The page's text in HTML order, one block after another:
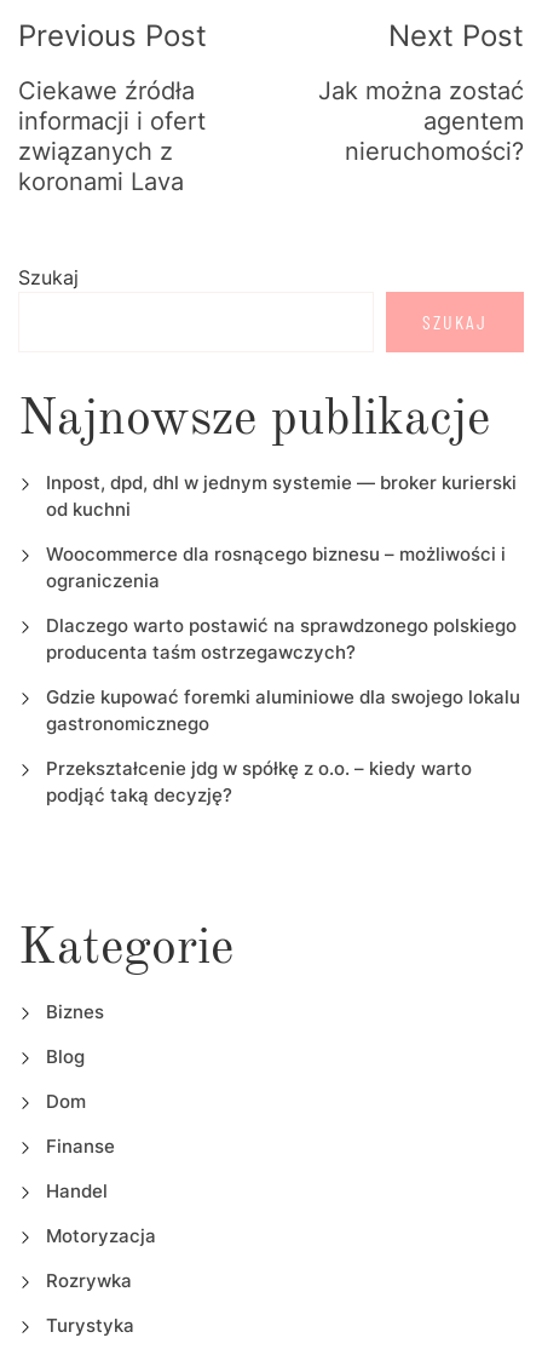
Previous Post
Ciekawe źródła
informacji i ofert
związanych z
koronami Lava
Next Post
Jak można zostać
agentem
nieruchomości?
Szukaj
SZUKAJ
Najnowsze publikacje
Inpost, dpd, dhl w jednym systemie — broker kurierski
od kuchni
Woocommerce dla rosnącego biznesu – możliwości i
ograniczenia
Dlaczego warto postawić na sprawdzonego polskiego
producenta taśm ostrzegawczych?
Gdzie kupować foremki aluminiowe dla swojego lokalu
gastronomicznego
Przekształcenie jdg w spółkę z o.o. – kiedy warto
podjąć taką decyzję?
Kategorie
Biznes
Blog
Dom
Finanse
Handel
Motoryzacja
Rozrywka
Turystyka